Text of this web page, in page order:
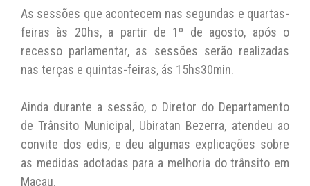
As sessões que acontecem nas segundas e quartas-
feiras às 20hs, a partir de 1º de agosto, após o
recesso parlamentar, as sessões serão realizadas
nas terças e quintas-feiras, ás 15hs30min.
Ainda durante a sessão, o Diretor do Departamento
de Trânsito Municipal, Ubiratan Bezerra, atendeu ao
convite dos edis, e deu algumas explicações sobre
as medidas adotadas para a melhoria do trânsito em
Macau.